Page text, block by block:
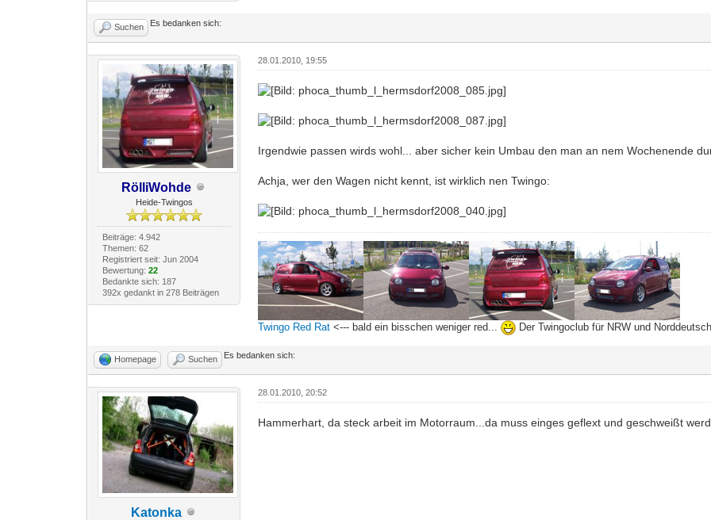
Suchen Es bedanken sich:
RölliWohde
Heide-Twingos
Beiträge: 4.942
Themen: 62
Registriert seit: Jun 2004
Bewertung: 22
Bedankte sich: 187
392x gedankt in 278 Beiträgen
28.01.2010, 19:55
Irgendwie passen wirds wohl... aber sicher kein Umbau den man an nem Wochenende
Achja, wer den Wagen nicht kennt, ist wirklich nen Twingo:
Twingo Red Rat <--- bald ein bisschen weniger red... Der Twingoclub für NRW und
Homepage Suchen Es bedanken sich:
Katonka
28.01.2010, 20:52
Hammerhart, da steck arbeit im Motorraum...da muss einges geflext und geschweißt